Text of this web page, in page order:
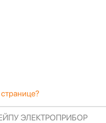
ЭЛЕКТРОПРИБОР